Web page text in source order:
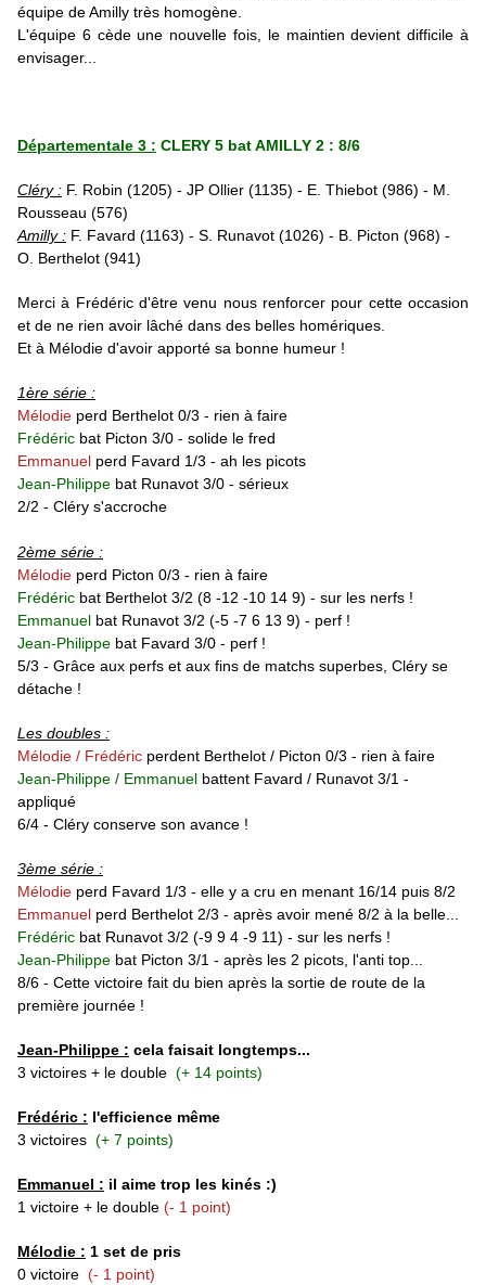
équipe de Amilly très homogène.
L'équipe 6 cède une nouvelle fois, le maintien devient difficile à
envisager...
Départementale 3 : CLERY 5 bat AMILLY 2 : 8/6
Cléry : F. Robin (1205) - JP Ollier (1135) - E. Thiebot (986) - M.
Rousseau (576)
Amilly : F. Favard (1163) - S. Runavot (1026) - B. Picton (968) -
O. Berthelot (941)
Merci à Frédéric d'être venu nous renforcer pour cette occasion
et de ne rien avoir lâché dans des belles homériques.
Et à Mélodie d'avoir apporté sa bonne humeur !
1ère série :
Mélodie perd Berthelot 0/3 - rien à faire
Frédéric bat Picton 3/0 - solide le fred
Emmanuel perd Favard 1/3 - ah les picots
Jean-Philippe bat Runavot 3/0 - sérieux
2/2 - Cléry s'accroche
2ème série :
Mélodie perd Picton 0/3 - rien à faire
Frédéric bat Berthelot 3/2 (8 -12 -10 14 9) - sur les nerfs !
Emmanuel bat Runavot 3/2 (-5 -7 6 13 9) - perf !
Jean-Philippe bat Favard 3/0 - perf !
5/3 - Grâce aux perfs et aux fins de matchs superbes, Cléry se
détache !
Les doubles :
Mélodie / Frédéric perdent Berthelot / Picton 0/3 - rien à faire
Jean-Philippe / Emmanuel battent Favard / Runavot 3/1 -
appliqué
6/4 - Cléry conserve son avance !
3ème série :
Mélodie perd Favard 1/3 - elle y a cru en menant 16/14 puis 8/2
Emmanuel perd Berthelot 2/3 - après avoir mené 8/2 à la belle...
Frédéric bat Runavot 3/2 (-9 9 4 -9 11) - sur les nerfs !
Jean-Philippe bat Picton 3/1 - après les 2 picots, l'anti top...
8/6 - Cette victoire fait du bien après la sortie de route de la
première journée !
Jean-Philippe : cela faisait longtemps...
3 victoires + le double (+ 14 points)
Frédéric : l'efficience même
3 victoires (+ 7 points)
Emmanuel : il aime trop les kinés :)
1 victoire + le double (- 1 point)
Mélodie : 1 set de pris
0 victoire (- 1 point)